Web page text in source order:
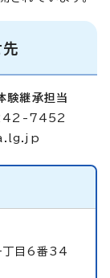
先
継承担当
242-7452
目6番34